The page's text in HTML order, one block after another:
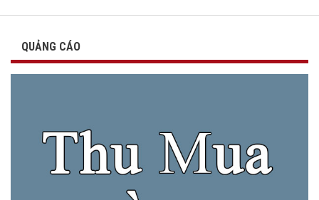
QUẢNG CÁO